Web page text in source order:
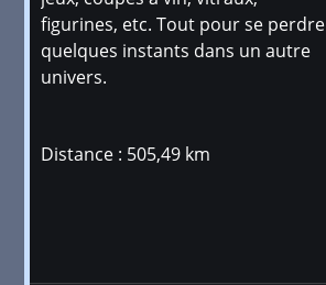
figurines, etc. Tout pour se perdre
quelques instants dans un autre
univers.
Distance : 505,49 km